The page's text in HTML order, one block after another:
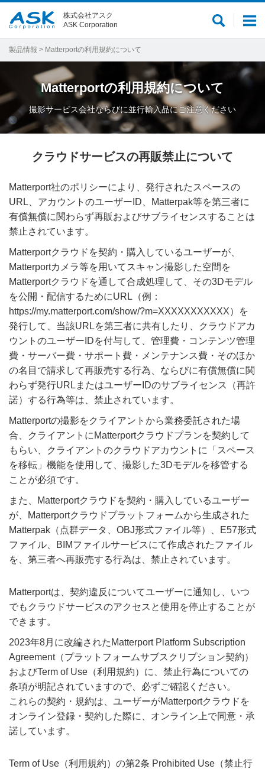
メ
ー
サ
内
索
株式会社アスク
ASK Corporation
製品情報 > Matterportの利用規約について
Matterportの利用規約について
撮影サービス会社ならびに並行輸入品にご注意ください
クラウドサービスの再販禁止について
Matterport社のポリシーにより、発行されたスペースの
URL、アカウントのユーザーID、Matterpak等を第三者に
有償無償に関わらず再販およびサブライセンスすることは
禁止されています。
Matterportクラウドを契約・購入しているユーザーが、
Matterportカメラ等を用いてスキャン撮影した空間を
Matterportクラウドを通して合成処理して、その3Dモデル
を公開・配信するためにURL（例：
https://my.matterport.com/show/?m=XXXXXXXXXXX）を
発行して、当該URLを第三者に共有したり、クラウドアカ
ウントのユーザーIDを付与して、管理費・コンテンツ管理
費・サーバー費・サポート費・メンテナンス費・そのほか
の名目で請求して再販売する行為、ならびに有償無償に関
わらず発行URLまたはユーザーIDのサブライセンス（再許
諾）する行為等は、禁止されています。
Matterportの撮影をクライアントから業務委託された場
合、クライアントにMatterportクラウドプランを契約して
もらい、クライアントのクラウドアカウントに「スペース
を移転」機能を使用して、撮影した3Dモデルを移管する
ことが必須です。
また、Matterportクラウドを契約・購入しているユーザー
が、Matterportクラウドプラットフォームから生成された
Matterpak（点群データ、OBJ形式ファイル等）、E57形式
ファイル、BIMファイルサービスにて作成されたファイル
を、第三者へ再販売する行為は、禁止されています。
Matterportは、契約違反についてユーザーに通知し、いつ
でもクラウドサービスのアクセスと使用を停止することが
できます。
2023年8月に改編されたMatterport Platform Subscription
Agreement（プラットフォームサブスクリプション契約）
およびTerm of Use（利用規約）に、禁止行為についての
条項が明記されていますので、必ずご確認ください。
これらの契約・規約は、ユーザーがMatterportクラウドを
オンライン登録・契約した際に、オンライン上で同意・承
諾しています。
Term of Use（利用規約）の第2条 Prohibited Use（禁止行